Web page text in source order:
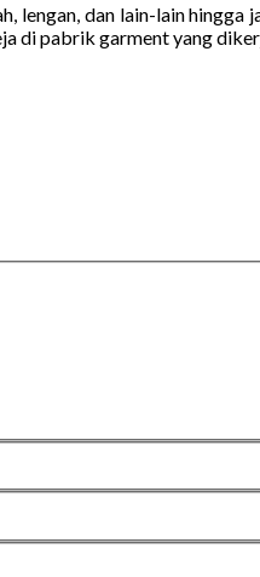
dan lain-lain hingga
di pabrik garment yang